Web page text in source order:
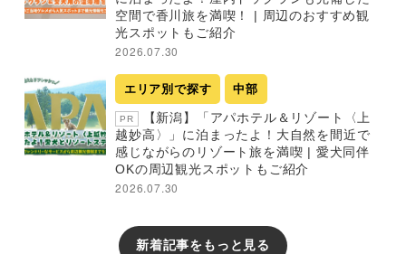
空間で香川旅を満喫！ | 周辺のおすすめ観
光スポットもご紹介
2026.07.30
エリア別で探す 中部
PR
【新潟】「アパホテル＆リゾート〈上
越妙高〉」に泊まったよ！大自然を間近で
感じながらのリゾート旅を満喫 | 愛犬同伴
OKの周辺観光スポットもご紹介
2026.07.30
新着記事をもっと見る